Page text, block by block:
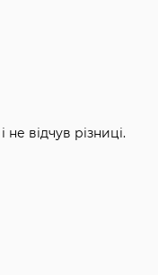
відчув різниці.